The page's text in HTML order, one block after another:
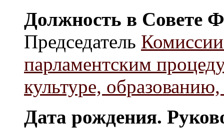
Должность в Совете
Председатель
парламентским
культуре,
Дата рождения.